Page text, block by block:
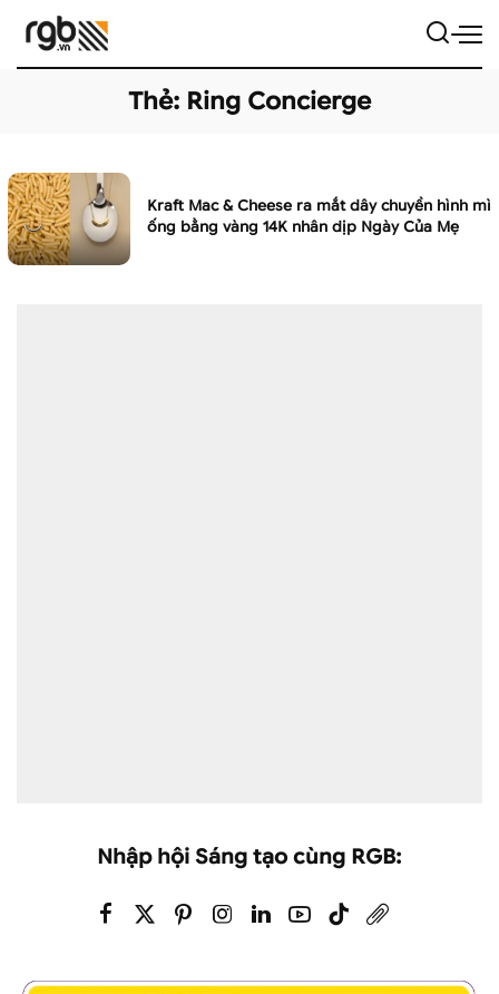
Thẻ: Ring Concierge
Kraft Mac & Cheese ra mắt dây chuyền hình mì
ống bằng vàng 14K nhân dịp Ngày Của Mẹ
Nhập hội Sáng tạo cùng RGB: